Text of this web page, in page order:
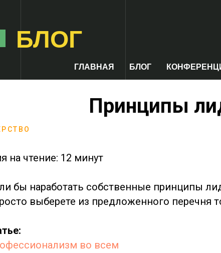
ГЛАВНАЯ БЛОГ
БЛОГ
Принципы
на чтение: 12 минут
бы наработать собственные принципы
выберете из предложенного перечня
во всем